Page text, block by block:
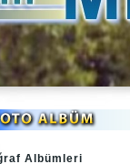
Albümleri